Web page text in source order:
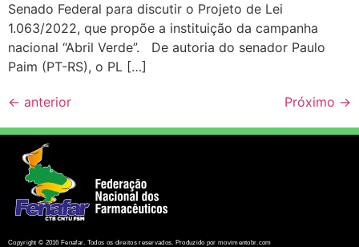
Senado Federal para discutir o Projeto de Lei
1.063/2022, que propõe a instituição da campanha
nacional “Abril Verde”. De autoria do senador Paulo
Paim (PT-RS), o PL […]
← anterior Próximo →
Copyright © 2016 Fenafar. Todos os direitos reservados. Produzido por movimentobr.com